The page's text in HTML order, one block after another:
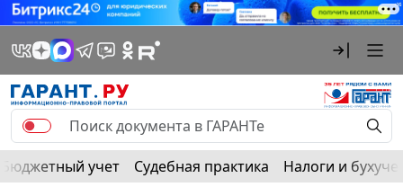
Бюджетный учет Судебная практика Налоги и